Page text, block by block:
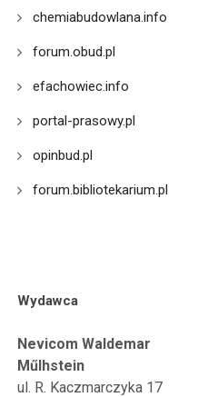
chemiabudowlana.info
forum.obud.pl
efachowiec.info
portal-prasowy.pl
opinbud.pl
forum.bibliotekarium.pl
Wydawca
Nevicom Waldemar
Műlhstein
ul. R. Kaczmarczyka 17